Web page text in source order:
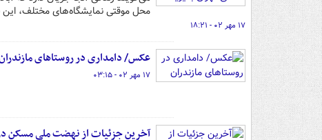
محل موقتی نمایشگاه‌های مختلف، این
۱۷ مهر ۰۲ - ۱۸:۲۱
عکس/ دامداری در روستاهای
۱۷ مهر ۰۲ - ۰۳:۱۵
آخرین جزئیات از نهضت ملی مسکن